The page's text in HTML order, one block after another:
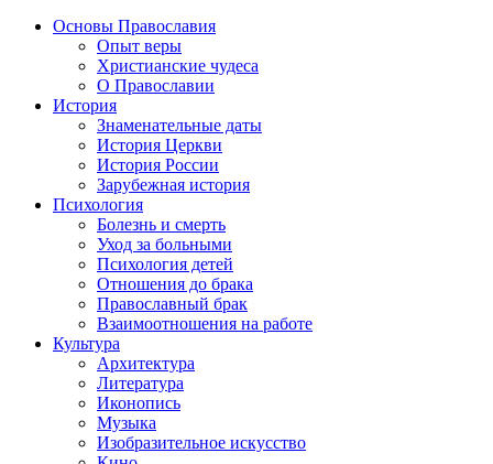
Основы Православия
Опыт веры
Христианские чудеса
О Православии
История
Знаменательные даты
История Церкви
История России
Зарубежная история
Психология
Болезнь и смерть
Уход за больными
Психология детей
Отношения до брака
Православный брак
Взаимоотношения на работе
Культура
Архитектура
Литература
Иконопись
Музыка
Изобразительное искусство